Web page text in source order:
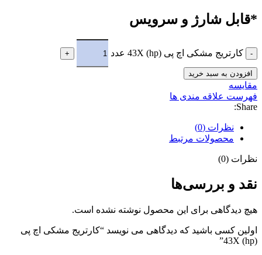
*قابل شارژ و سرویس
کارتریج مشکی اچ پی (hp) 43X عدد
افزودن به سبد خرید
مقایسه
فهرست علاقه مندی ها
Share:
نظرات (0)
محصولات مرتبط
نظرات (0)
نقد و بررسی‌ها
هیچ دیدگاهی برای این محصول نوشته نشده است.
اولین کسی باشید که دیدگاهی می نویسد “کارتریج مشکی اچ پی
(hp) 43X”